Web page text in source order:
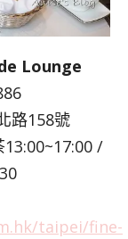
Lounge
路158號
/
taipei/fine-